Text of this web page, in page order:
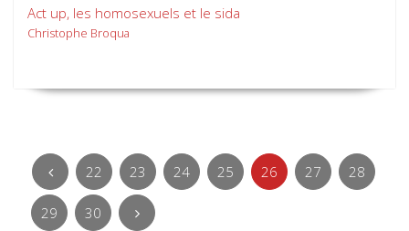
Act up, les homosexuels et le sida
Christophe Broqua
22 23 24 25 26 27 28
29 30